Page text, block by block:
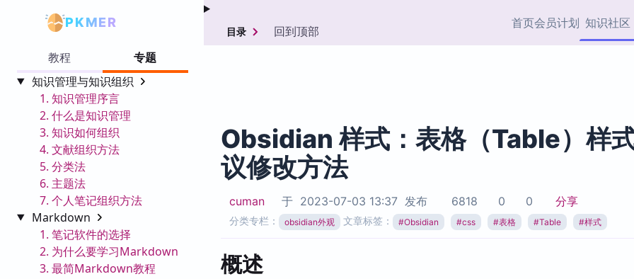
PKMER 首页会员计划 知识社区
协作者
Zotero 专题
Obsidian 专题
载
Zotero 插件
教程
专题
知识管理与知识组织
1. 知识管理序言
2. 什么是知识管理
3. 知识如何组织
4. 文献组织方法
5. 分类法
6. 主题法
7. 个人笔记组织方法
Markdown
1. 笔记软件的选择
2. 为什么要学习Markdown
3. 最简Markdown教程
目录 回到顶部
Obsidian 样式：表格（Table）样
议修改方法
cuman 于 2023-07-03 13:37 发布 6818 0 0 分享
分类专栏： obsidian外观 文章标签： #Obsidian #css #表格 #Table #样式
概述